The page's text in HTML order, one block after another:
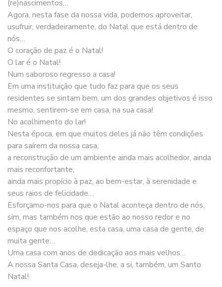
(re)nascimentos…
Agora, nesta fase da nossa vida, podemos aproveitar,
usufruir, verdadeiramente, do Natal que está dentro de
nós…
O coração de paz é o Natal!
O lar é o Natal!
Num saboroso regresso a casa!
Em uma instituição que tudo faz para que os seus
residentes se sintam bem, um dos grandes objetivos é isso
mesmo, sentirem-se em casa, na sua casa!
No acolhimento do lar!
Nesta época, em que muitos deles já não têm condições
para saírem da nossa casa,
a reconstrução de um ambiente ainda mais acolhedor, ainda
mais reconfortante,
ainda mais propício à paz, ao bem-estar, à serenidade e
seus raios de felicidade…
Esforçamo-nos para que o Natal aconteça dentro de nós,
sim, mas também nos que estão ao nosso redor e no
espaço que nos acolhe, esta casa, uma casa de gente, de
muita gente…
Uma casa com anos de dedicação aos mais velhos…
A nossa Santa Casa, deseja-lhe, a si, também, um Santo
Natal!